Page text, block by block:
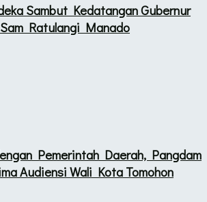
Sambut Kedatangan Gubernur
Ratulangi Manado
Pemerintah Daerah, Pangdam
Audiensi Wali Kota Tomohon